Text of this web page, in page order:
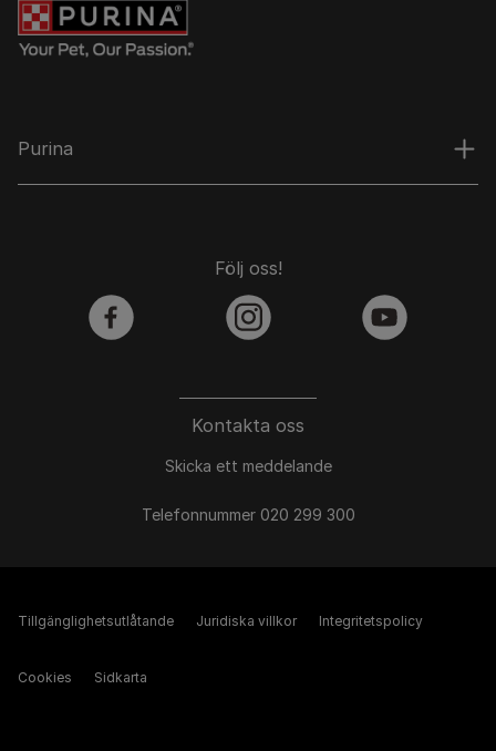
Purina
Kontakta oss
Skicka ett meddelande
Telefonnummer 020 299 300
Följ oss!
facebook instagram youtube
Tillgänglighetsutlåtande Juridiska villkor Integritetspolicy
Cookies Sidkarta